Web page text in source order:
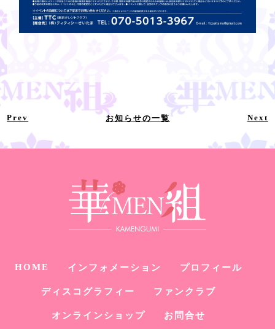
Prev お知らせの一覧 Next
HOME インフォメーション プロフィール
ディスコグラフィー ファンクラブ
オンラインショップ お問合せ